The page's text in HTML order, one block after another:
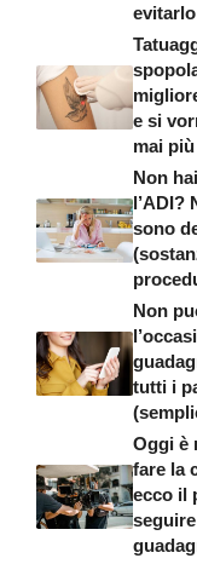
evitarlo
e si
mai più
Non
l’ADI?
sono
Non
tutti i
Oggi è
fare la
ecco il